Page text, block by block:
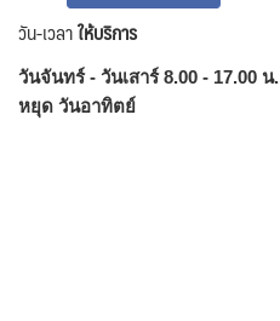
วัน-เวลาให้บริการ
วันจันทร์ - วันเสาร์ 8.00 - 17.00 น.
หยุด วันอาทิตย์